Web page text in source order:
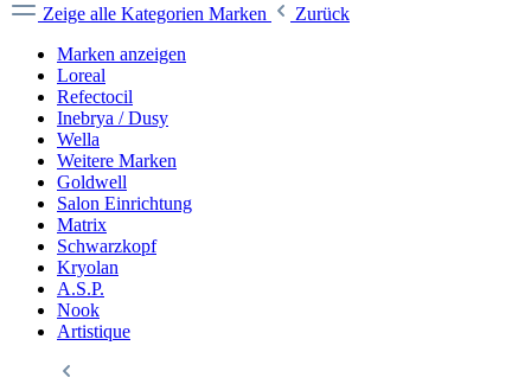
Zeige alle Kategorien Marken
Zurück
Marken anzeigen
Loreal
Refectocil
Inebrya / Dusy
Wella
Weitere Marken
Goldwell
Salon Einrichtung
Matrix
Schwarzkopf
Kryolan
A.S.P.
Nook
Artistique